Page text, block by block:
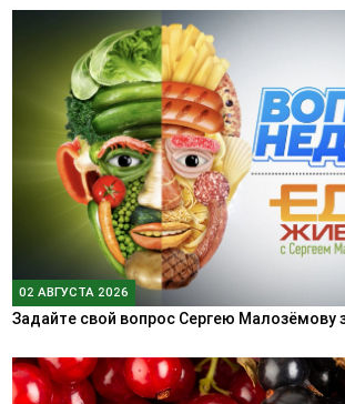
02 АВГУСТА 2026
Задайте свой вопрос Сергею Малозёмову